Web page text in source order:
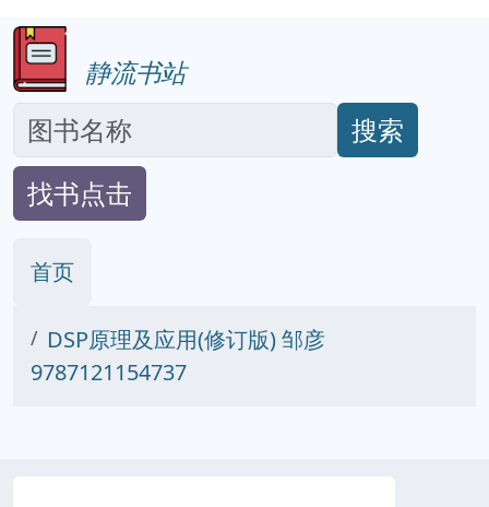
静流书站
搜索
找书点击
首页
DSP原理及应用(修订版) 邹彦
9787121154737